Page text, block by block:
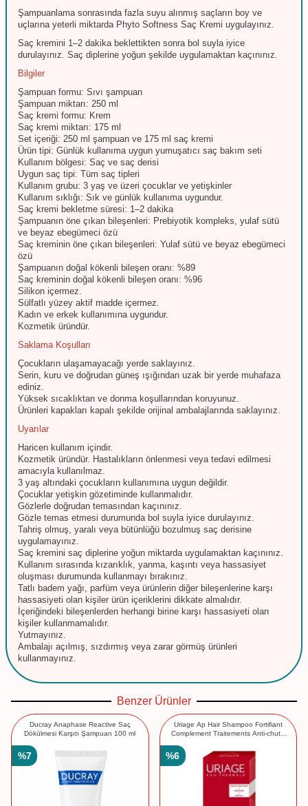
Şampuanlama sonrasında fazla suyu alınmış saçların boy ve
uçlarına yeterli miktarda Phyto Softness Saç Kremi uygulayınız.
Saç kremini 1–2 dakika beklettikten sonra bol suyla iyice
durulayınız. Saç diplerine yoğun şekilde uygulamaktan kaçınınız.
Bilgiler
Şampuan formu: Sıvı şampuan
Şampuan miktarı: 250 ml
Saç kremi formu: Krem
Saç kremi miktarı: 175 ml
Set içeriği: 250 ml şampuan ve 175 ml saç kremi
Ürün tipi: Günlük kullanıma uygun yumuşatıcı saç bakım seti
Kullanım bölgesi: Saç ve saç derisi
Uygun saç tipi: Tüm saç tipleri
Kullanım grubu: 3 yaş ve üzeri çocuklar ve yetişkinler
Kullanım sıklığı: Sık ve günlük kullanıma uygundur.
Saç kremi bekletme süresi: 1–2 dakika
Şampuanın öne çıkan bileşenleri: Prebiyotik kompleks, yulaf sütü
ve beyaz ebegümeci özü
Saç kreminin öne çıkan bileşenleri: Yulaf sütü ve beyaz ebegümeci
özü
Şampuanın doğal kökenli bileşen oranı: %89
Saç kreminin doğal kökenli bileşen oranı: %96
Silikon içermez.
Sülfatlı yüzey aktif madde içermez.
Kadın ve erkek kullanımına uygundur.
Kozmetik üründür.
Saklama Koşulları
Çocukların ulaşamayacağı yerde saklayınız.
Serin, kuru ve doğrudan güneş ışığından uzak bir yerde muhafaza
ediniz.
Yüksek sıcaklıktan ve donma koşullarından koruyunuz.
Ürünleri kapakları kapalı şekilde orijinal ambalajlarında saklayınız.
Uyarılar
Haricen kullanım içindir.
Kozmetik üründür. Hastalıkların önlenmesi veya tedavi edilmesi
amacıyla kullanılmaz.
3 yaş altındaki çocukların kullanımına uygun değildir.
Çocuklar yetişkin gözetiminde kullanmalıdır.
Gözlerle doğrudan temasından kaçınınız.
Gözle temas etmesi durumunda bol suyla iyice durulayınız.
Tahriş olmuş, yaralı veya bütünlüğü bozulmuş saç derisine
uygulamayınız.
Saç kremini saç diplerine yoğun miktarda uygulamaktan kaçınınız.
Kullanım sırasında kızarıklık, yanma, kaşıntı veya hassasiyet
oluşması durumunda kullanmayı bırakınız.
Tatlı badem yağı, parfüm veya ürünlerin diğer bileşenlerine karşı
hassasiyeti olan kişiler ürün içeriklerini dikkate almalıdır.
İçeriğindeki bileşenlerden herhangi birine karşı hassasiyeti olan
kişiler kullanmamalıdır.
Yutmayınız.
Ambalajı açılmış, sızdırmış veya zarar görmüş ürünleri
kullanmayınız.
Benzer Ürünler
Ducray Anaphase Reactive Saç
Dökülmesi Karşıtı Şampuan 100 ml
%7
Uriage Ap Hair Shampoo Fortifiant
Complement Traitements Anti-chute
%6